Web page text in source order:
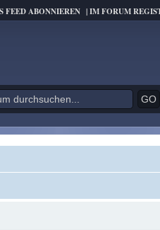
FEED ABONNIEREN |IM FORUM